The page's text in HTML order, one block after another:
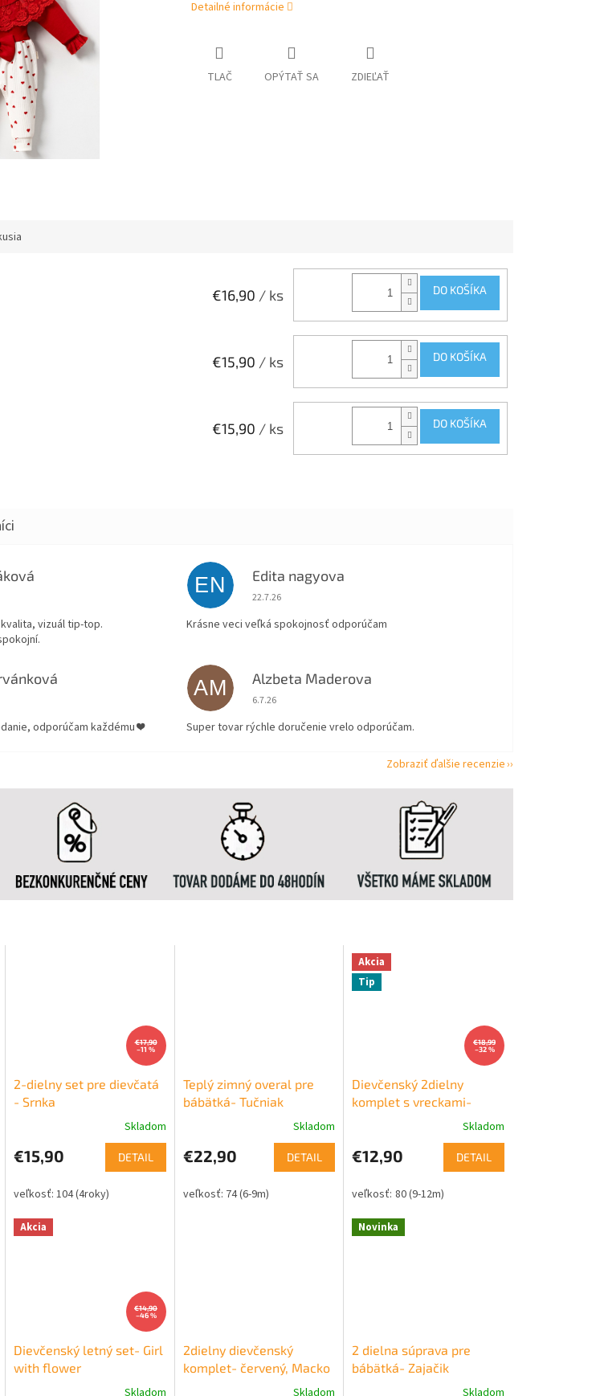
Detailné informácie
TLAČ OPÝTAŤ SA ZDIEĽAŤ
mes.
€17,90
–11 %
2-dielny set pre dievčatá
- Srnka
Skladom
€15,90 DETAIL
104 (4roky)
Teplý zimný overal pre
bábätká- Tučniak
Skladom
€22,90 DETAIL
74 (6-9m)
Akcia
Tip
€18,99
–32 %
Dievčenský 2dielny
komplet s vreckami-
Skladom
€12,90 DETAIL
80 (9-12m)
Akcia
€14,90
–46 %
Dievčenský letný set- Girl
with flower
Skladom
2dielny dievčenský
komplet- červený, Macko
Skladom
Novinka
2 dielna súprava pre
bábätká- Zajačik
Skladom
€16,90 / ks DO KOŠÍKA
€15,90 / ks DO KOŠÍKA
€15,90 / ks DO KOŠÍKA
je 5 z 5 hviezdičiek.
vizuál tip-top.
EN Edita nagyova
Hodnotenie obchodu je 5 z 5 hviezdičiek.
22.7.26
Krásne veci veľká spokojnosť odporúčam
je 5 z 5 hviezdičiek.
odporúčam každému ❤️
AM Alzbeta Maderova
Hodnotenie obchodu je 5 z 5 hviezdičiek.
6.7.26
Super tovar rýchle doručenie vrelo odporúčam.
Zobraziť ďalšie recenzie